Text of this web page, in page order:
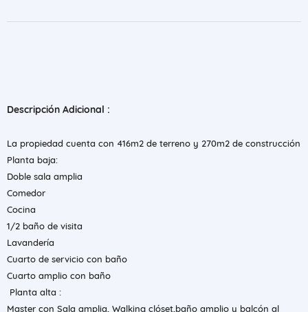
Descripción Adicional :
La propiedad cuenta con 416m2 de terreno y 270m2 de construcción
Planta baja:
Doble sala amplia
Comedor
Cocina
1/2 baño de visita
Lavandería
Cuarto de servicio con baño
Cuarto amplio con baño
Planta alta :
Master con Sala amplia, Walking clóset,baño amplio y balcón al